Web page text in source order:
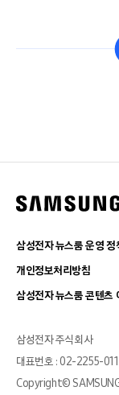
삼성전자 뉴스룸 운영 정
개인정보처리방침
삼성전자 뉴스룸 콘텐츠
삼성전자 주식회사
대표번호 : 02-2255-
Copyright©